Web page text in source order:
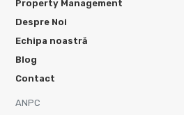
Property Management
Despre Noi
Echipa noastră
Blog
Contact
ANPC